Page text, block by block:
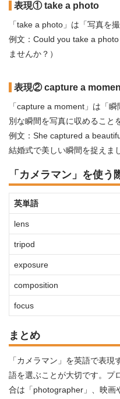
表現① take a photo
「take a photo」は「写真を
例文：Could you take a
ませんか？）
表現② capture a
「capture a moment」は「
別な瞬間を写真に収めること
例文：She captured a
結婚式で美しい瞬間を捉えま
「カメラマン」を使
英単語
lens
tripod
exposure
composition
focus
まとめ
「カメラマン」を英語で表
語を選ぶことが大切です。プ
合は「photographer」、映画